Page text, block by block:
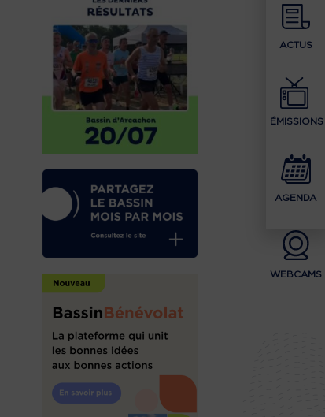
ACTUS
ÉMISSIONS
AGENDA
WEBCAMS